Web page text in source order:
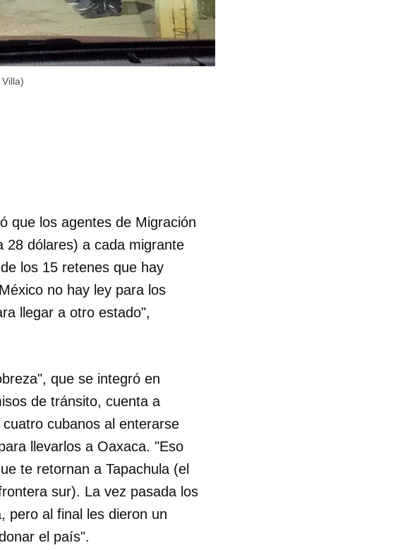
que los agentes de Migración
28 dólares) a cada migrante
los 15 retenes que hay
no hay ley para los
llegar a otro estado",
que se integró en
de tránsito, cuenta a
cubanos al enterarse
llevarlos a Oaxaca. "Eso
te retornan a Tapachula (el
sur). La vez pasada los
pero al final les dieron un
el país".